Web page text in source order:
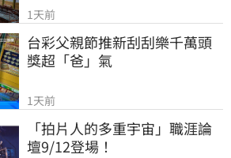
1天前
台彩父親節推新刮刮樂千萬頭
獎超「爸」氣
1天前
「拍片人的多重宇宙」職涯論
壇9/12登場！